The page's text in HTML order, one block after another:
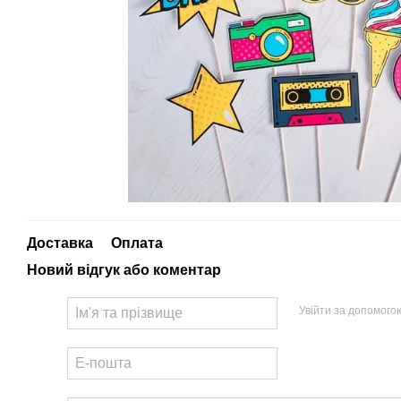
Доставка
Оплата
Новий відгук або коментар
Увійти за